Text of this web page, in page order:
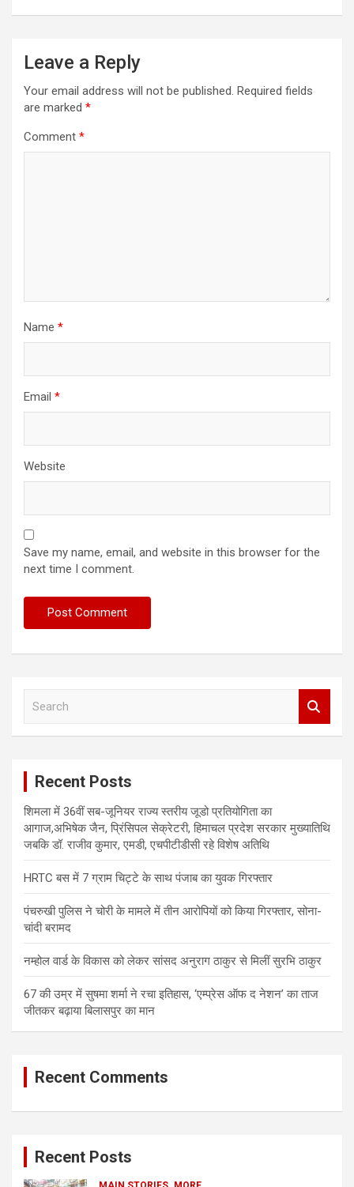
Leave a Reply
Your email address will not be published. Required fields
are marked *
Comment *
Name *
Email *
Website
Save my name, email, and website in this browser for the
next time I comment.
Recent Posts
शिमला में 36वीं सब-जूनियर राज्य स्तरीय जूडो प्रतियोगिता का
आगाज,अभिषेक जैन, प्रिंसिपल सेक्रेटरी, हिमाचल प्रदेश सरकार मुख्यातिथि
जबकि डॉ. राजीव कुमार, एमडी, एचपीटीडीसी रहे विशेष अतिथि
HRTC बस में 7 ग्राम चिट्टे के साथ पंजाब का युवक गिरफ्तार
पंचरुखी पुलिस ने चोरी के मामले में तीन आरोपियों को किया गिरफ्तार, सोना-
चांदी बरामद
नम्होल वार्ड के विकास को लेकर सांसद अनुराग ठाकुर से मिलीं सुरभि ठाकुर
67 की उम्र में सुषमा शर्मा ने रचा इतिहास, ‘एम्प्रेस ऑफ द नेशन’ का ताज
जीतकर बढ़ाया बिलासपुर का मान
Recent Comments
Recent Posts